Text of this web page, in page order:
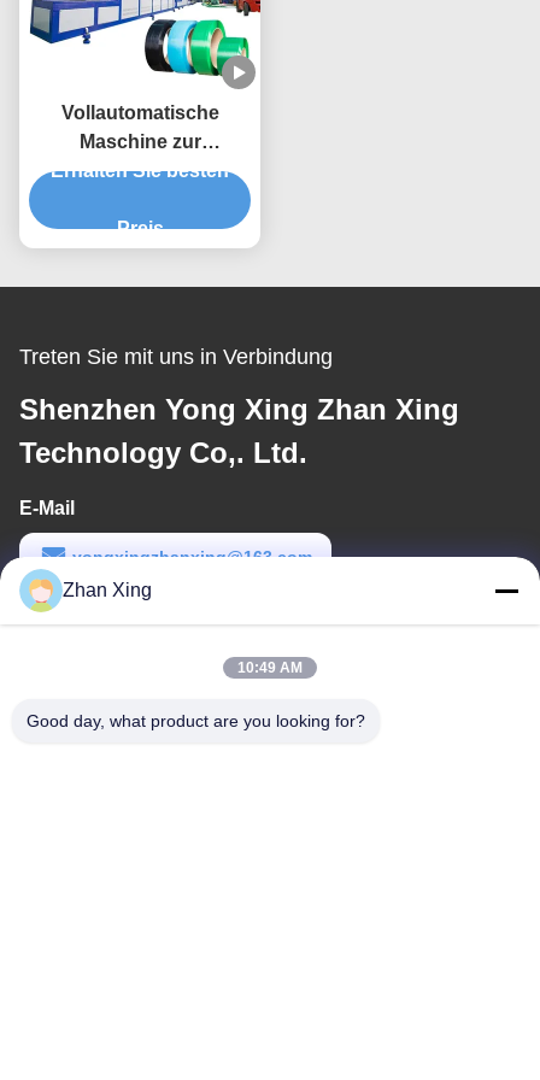
Vollautomatische
Maschine zur
Herstellung von PET-
Erhalten Sie besten
Preis
Treten Sie mit uns in Verbindung
Shenzhen Yong Xing Zhan Xing
Technology Co,. Ltd.
E-Mail
yongxingzhanxing@163.com
Arbeitszeit
Zhan Xing
10:49 AM
Good day, what product are you looking for?